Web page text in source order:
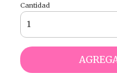
Cantidad